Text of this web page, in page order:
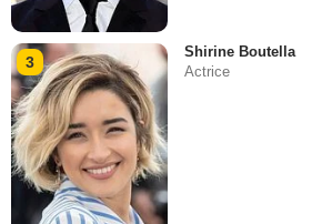
3
Shirine Boutella
Actrice